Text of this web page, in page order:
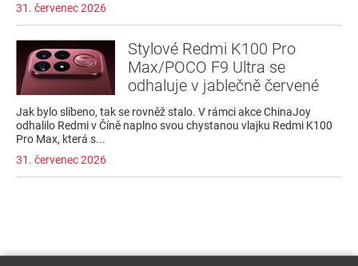
31. červenec 2026
Stylové Redmi K100 Pro
Max/POCO F9 Ultra se
odhaluje v jablečně červené
Jak bylo slíbeno, tak se rovněž stalo. V rámci akce ChinaJoy
odhalilo Redmi v Číně naplno svou chystanou vlajku Redmi K100
Pro Max, která s...
31. červenec 2026